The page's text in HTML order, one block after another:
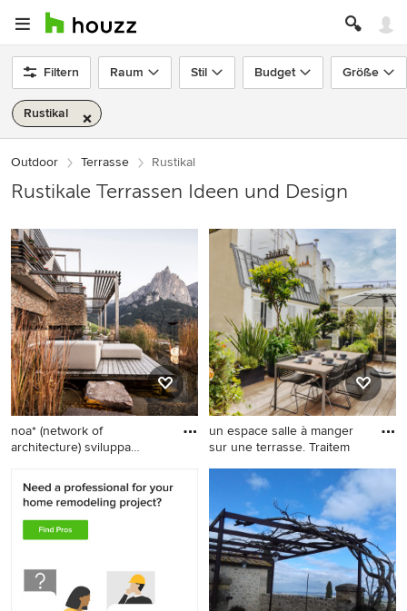
Filtern Raum Stil Budget Größe
Rustikal
Outdoor Terrasse Rustikal
Rustikale Terrassen Ideen und Design
noa* (network of
architecture) sviluppa
Große Rustikale Pergola
Terrasse neben dem Haus in
Sonstige
un espace salle à manger
sur une terrasse. Traitem
Rustikale Terrasse in Paris